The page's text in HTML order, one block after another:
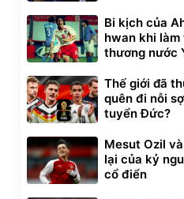
Unmute
Khung Nhôm
9066 Size
20/24/28 Cao Cấp
1.000.000đ
825.000đ
Lót ghế ôtô,
Bi kịch của
hwan khi làm
thương nước
Thế giới đã
quên đi nỗi
tuyển Đức?
Mesut Ozil
lại của kỷ
cổ điển